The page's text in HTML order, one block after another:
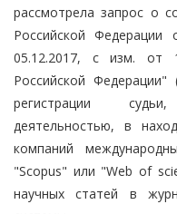
рассмотрела запрос о
Российской
05.12.2017, с изм. от
Российской
регистрации
деятельностью, в
компаний
"Scopus" или "Web of
научных статей в